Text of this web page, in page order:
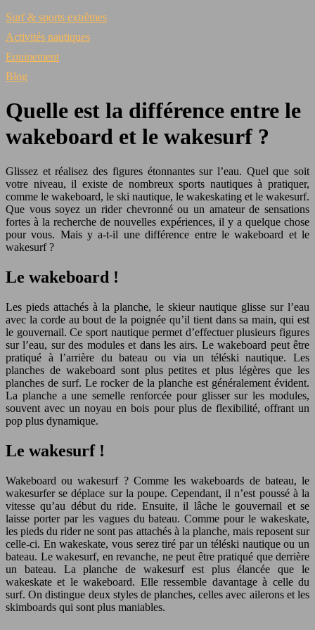
Surf & sports extrêmes
Activités nautiques
Equipement
Blog
Quelle est la différence entre le
wakeboard et le wakesurf ?
Glissez et réalisez des figures étonnantes sur l’eau. Quel que soit
votre niveau, il existe de nombreux sports nautiques à pratiquer,
comme le wakeboard, le ski nautique, le wakeskating et le wakesurf.
Que vous soyez un rider chevronné ou un amateur de sensations
fortes à la recherche de nouvelles expériences, il y a quelque chose
pour vous. Mais y a-t-il une différence entre le wakeboard et le
wakesurf ?
Le wakeboard !
Les pieds attachés à la planche, le skieur nautique glisse sur l’eau
avec la corde au bout de la poignée qu’il tient dans sa main, qui est
le gouvernail. Ce sport nautique permet d’effectuer plusieurs figures
sur l’eau, sur des modules et dans les airs. Le wakeboard peut être
pratiqué à l’arrière du bateau ou via un téléski nautique. Les
planches de wakeboard sont plus petites et plus légères que les
planches de surf. Le rocker de la planche est généralement évident.
La planche a une semelle renforcée pour glisser sur les modules,
souvent avec un noyau en bois pour plus de flexibilité, offrant un
pop plus dynamique.
Le wakesurf !
Wakeboard ou wakesurf ? Comme les wakeboards de bateau, le
wakesurfer se déplace sur la poupe. Cependant, il n’est poussé à la
vitesse qu’au début du ride. Ensuite, il lâche le gouvernail et se
laisse porter par les vagues du bateau. Comme pour le wakeskate,
les pieds du rider ne sont pas attachés à la planche, mais reposent sur
celle-ci. En wakeskate, vous serez tiré par un téléski nautique ou un
bateau. Le wakesurf, en revanche, ne peut être pratiqué que derrière
un bateau. La planche de wakesurf est plus élancée que le
wakeskate et le wakeboard. Elle ressemble davantage à celle du
surf. On distingue deux styles de planches, celles avec ailerons et les
skimboards qui sont plus maniables.